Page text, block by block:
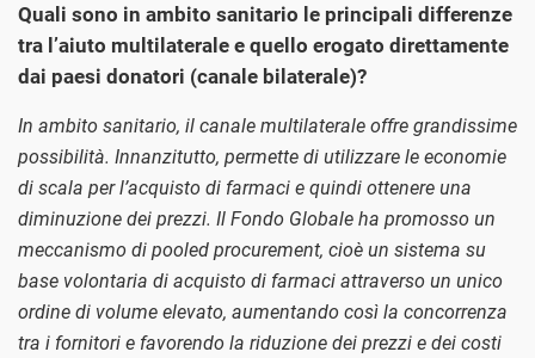
Quali sono in ambito sanitario le principali differenze
tra l’aiuto multilaterale e quello erogato direttamente
dai paesi donatori (canale bilaterale)?
In ambito sanitario, il canale multilaterale offre grandissime
possibilità. Innanzitutto, permette di utilizzare le economie
di scala per l’acquisto di farmaci e quindi ottenere una
diminuzione dei prezzi. Il Fondo Globale ha promosso un
meccanismo di pooled procurement, cioè un sistema su
base volontaria di acquisto di farmaci attraverso un unico
ordine di volume elevato, aumentando così la concorrenza
tra i fornitori e favorendo la riduzione dei prezzi e dei costi